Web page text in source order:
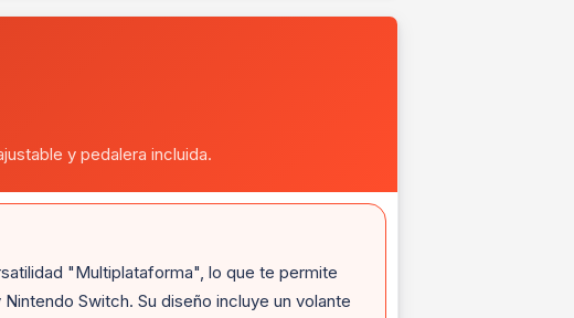
y pedalera incluida.
"Multiplataforma", lo que te permite
Switch. Su diseño incluye un volante